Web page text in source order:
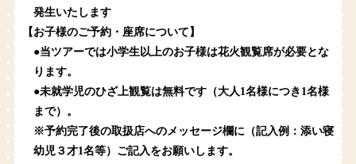
発生いたします
【お子様のご予約・座席について】
●当ツアーでは小学生以上のお子様は花火観覧席が必要とな
ります。
●未就学児のひざ上観覧は無料です（大人1名様につき1名様
まで）。
※予約完了後の取扱店へのメッセージ欄に（記入例：添い寝
幼児３才1名等）ご記入をお願いします。